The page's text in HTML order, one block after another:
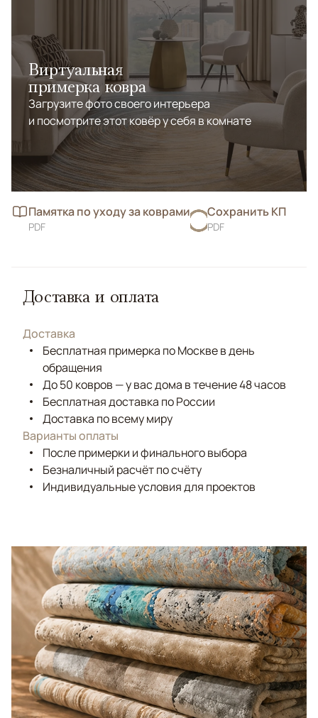
Виртуальная
примерка ковра
Загрузите фото своего интерьера
и посмотрите этот ковёр у себя в комнате
Памятка по уходу за коврами
PDF
Сохранить КП
PDF
Доставка и оплата
Доставка
Бесплатная примерка по Москве в день
обращения
До 50 ковров — у вас дома в течение 48 часов
Бесплатная доставка по России
Доставка по всему миру
Варианты оплаты
После примерки и финального выбора
Безналичный расчёт по счёту
Индивидуальные условия для проектов